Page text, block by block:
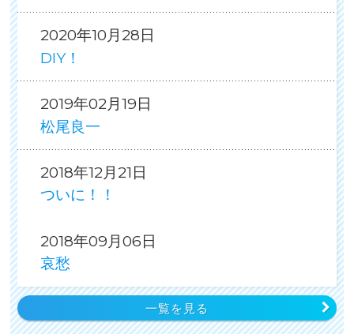
2020年10月28日
DIY！
2019年02月19日
松尾良一
2018年12月21日
ついに！！
2018年09月06日
哀愁
一覧を見る